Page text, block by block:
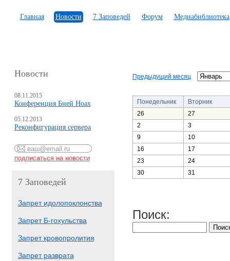
Главная Новости 7 Заповедей Форум Медиабиблиотека
Новости
08.11.2015
Конференция Бней Ноах
05.12.2013
Реконфигурация сервера
7 Заповедей
Запрет идолопоклонства
Запрет Б-гохульства
Запрет кровопролития
Запрет разврата
Предыдущий месяц
Понедельник
Вторник
26
27
2
3
9
10
16
17
23
24
30
31
Поиск: